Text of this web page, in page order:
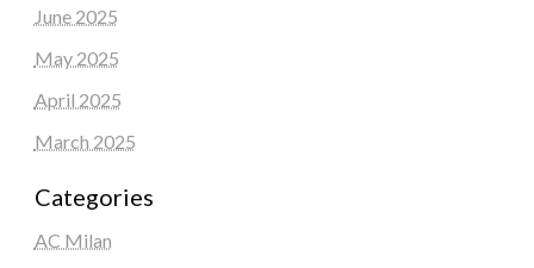
June 2025
May 2025
April 2025
March 2025
Categories
AC Milan